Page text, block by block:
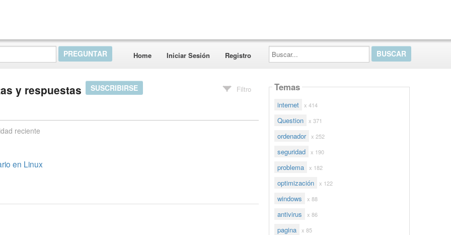
Home Iniciar Sesión Registro
Buscar...
y respuestas SUSCRIBIRSE Filtro
reciente
en Linux
Temas
internet x 414
Question x 371
ordenador x 252
seguridad x 190
problema x 182
optimización x 122
windows x 88
antivirus x 86
pagina x 85